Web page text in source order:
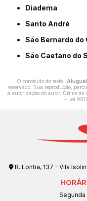
Diadema
Santo André
São Bernardo
São Caetano do
O conteúdo do texto "
reservado. Sua reprodução,
a autorização do autor. Crime de
– Lei
R. Lontra, 137 - Vila
Segunda